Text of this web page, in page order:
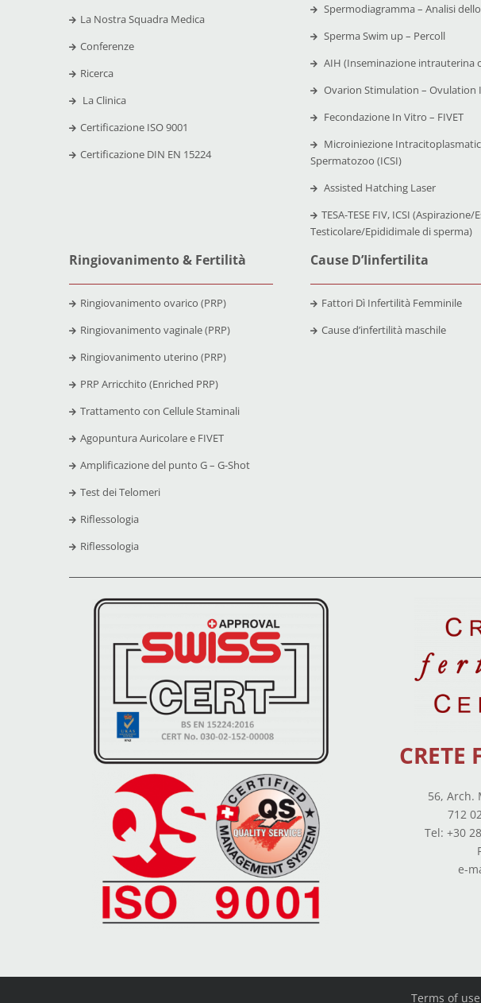
La Nostra Squadra Medica
Conferenze
Ricerca
La Clinica
Certificazione ISO 9001
Certificazione DIN EN 15224
Spermodiagramma – Analisi
Sperma Swim up – Percoll
AIH (Inseminazione intrauterina
Ovarion Stimulation – Ovulation
Fecondazione In Vitro – FIVET
Microiniezione
Spermatozoo (ICSI)
Assisted Hatching Laser
TESA-TESE FIV, ICSI (Aspirazione/
Testicolare/Epididimale di sperma)
Ringiovanimento & Fertilità
Ringiovanimento ovarico (PRP)
Ringiovanimento vaginale (PRP)
Ringiovanimento uterino (PRP)
PRP Arricchito (Enriched PRP)
Trattamento con Cellule Staminali
Agopuntura Auricolare e FIVET
Amplificazione del punto G – G-Shot
Test dei Telomeri
Riflessologia
Riflessologia
Cause D’Iinfertilita
Fattori Dì Infertilità Femminile
Cause d’infertilità maschile
CRETE
56, Arch.
712
Tel: +30
e-
Terms of use